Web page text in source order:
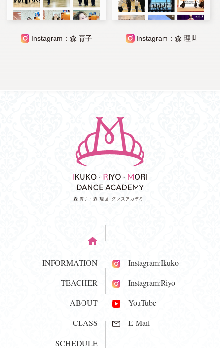
Instagram：森 育子 Instagram：森 理世
INFORMATION
TEACHER
ABOUT
CLASS
SCHEDULE
Instagram:Ikuko
Instagram:Riyo
YouTube
E-Mail